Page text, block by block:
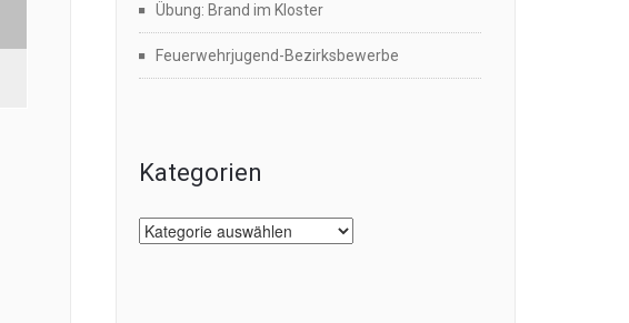
Übung: Brand im Kloster
Feuerwehrjugend-Bezirksbewerbe
Kategorien
Kategorien